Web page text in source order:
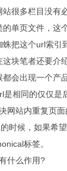
很多栏目没有
的单页文件，这
蛛把这个url索引
这块笔者还要介
会出现一个产
是相同的仅仅是
网站内重复页
时候，如果希
标签。
什么作用?